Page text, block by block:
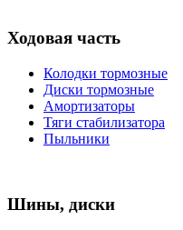
Ходовая часть
Колодки тормозные
Диски тормозные
Амортизаторы
Тяги стабилизатора
Пыльники
Шины, диски